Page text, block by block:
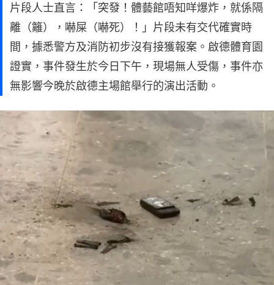
片段人士直言：「突發！體藝館唔知咩爆炸，就係隔
離（籬），嚇屎（嚇死）！」片段未有交代確實時
間，據悉警方及消防初步沒有接獲報案。啟德體育園
證實，事件發生於今日下午，現場無人受傷，事件亦
無影響今晚於啟德主場館舉行的演出活動。